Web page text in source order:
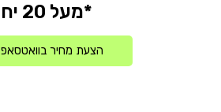
*מעל 20 יחידות – קבלו מחיר אטרקטיבי
הצעת מחיר בוואטסאפ